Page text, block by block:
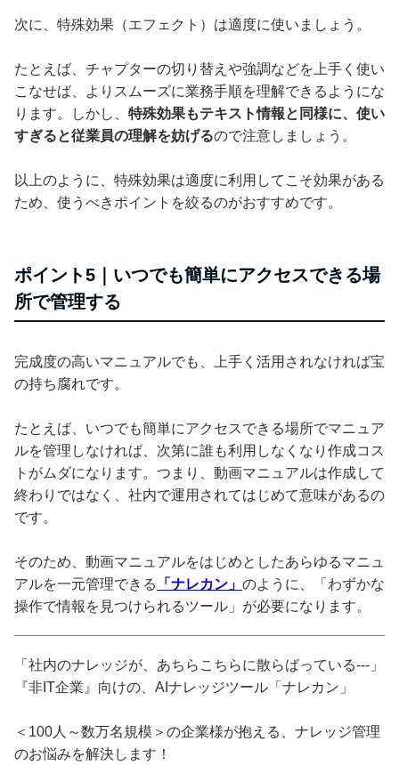
次に、特殊効果（エフェクト）は適度に使いましょう。
たとえば、チャプターの切り替えや強調などを上手く使い
こなせば、よりスムーズに業務手順を理解できるようにな
ります。しかし、 特殊効果もテキスト情報と同様に、使い
すぎると従業員の理解を妨げるので注意しましょう。
以上のように、特殊効果は適度に利用してこそ効果がある
ため、使うべきポイントを絞るのがおすすめです。
ポイント5｜いつでも簡単にアクセスできる場
所で管理する
完成度の高いマニュアルでも、上手く活用されなければ宝
の持ち腐れです。
たとえば、いつでも簡単にアクセスできる場所でマニュア
ルを管理しなければ、次第に誰も利用しなくなり作成コス
トがムダになります。つまり、動画マニュアルは作成して
終わりではなく、社内で運用されてはじめて意味があるの
です。
そのため、動画マニュアルをはじめとしたあらゆるマニュ
アルを一元管理できる
「ナレカン」 のように、「わずかな
操作で情報を見つけられるツール」が必要になります。
「社内のナレッジが、あちらこちらに散らばっている---」
『非IT企業』向けの、AIナレッジツール「ナレカン」
＜100人～数万名規模＞の企業様が抱える、ナレッジ管理
のお悩みを解決します！